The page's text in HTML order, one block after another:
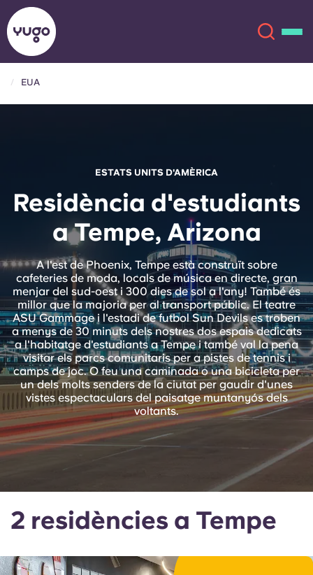
Compte Llengua
English (GB)
English (US)
Chinese
Español
Deutsch
Italian
Selecciona un país
Selecciona una ciutat
Selecciona una residència
Inicia la sessió
Reserva ara
Deutsch
Italian French
Portuguese
EUA
ESTATS UNITS D'AMÈRICA
Residència d'estudiants
a Tempe, Arizona
A l'est de Phoenix, Tempe està construït sobre
cafeteries de moda, locals de música en directe, gran
menjar del sud-oest i 300 dies de sol a l'any! També és
millor que la majoria per al transport públic. El teatre
ASU Gammage i l'estadi de futbol Sun Devils es troben
a menys de 30 minuts dels nostres dos espais dedicats
a l'habitatge d'estudiants a Tempe i també val la pena
visitar els parcs comunitaris per a pistes de tennis i
camps de joc. O feu una caminada o una bicicleta per
un dels molts senders de la ciutat per gaudir d'unes
vistes espectaculars del paisatge muntanyós dels
voltants.
2 residències a Tempe